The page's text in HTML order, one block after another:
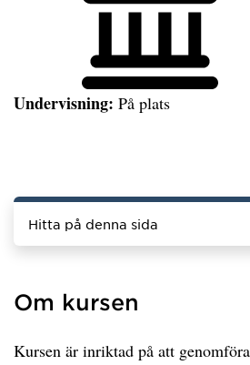
Undervisning: På plats
Hitta på denna sida
Om kursen
Kursen är inriktad på att